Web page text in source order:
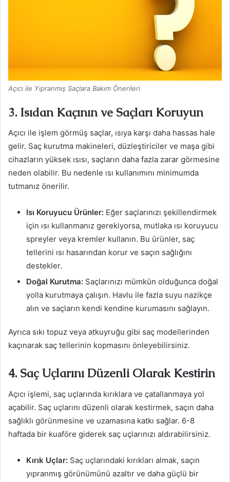
Açıcı ile Yıpranmış Saçlara Bakım Önerileri
3. Isıdan Kaçının ve Saçları Koruyun
Açıcı ile işlem görmüş saçlar, ısıya karşı daha hassas hale
gelir. Saç kurutma makineleri, düzleştiriciler ve maşa gibi
cihazların yüksek ısısı, saçların daha fazla zarar görmesine
neden olabilir. Bu nedenle ısı kullanımını minimumda
tutmanız önerilir.
Isı Koruyucu Ürünler: Eğer saçlarınızı şekillendirmek
için ısı kullanmanız gerekiyorsa, mutlaka ısı koruyucu
spreyler veya kremler kullanın. Bu ürünler, saç
tellerini ısı hasarından korur ve saçın sağlığını
destekler.
Doğal Kurutma: Saçlarınızı mümkün olduğunca doğal
yolla kurutmaya çalışın. Havlu ile fazla suyu nazikçe
alın ve saçların kendi kendine kurumasını sağlayın.
Ayrıca sıkı topuz veya atkuyruğu gibi saç modellerinden
kaçınarak saç tellerinin kopmasını önleyebilirsiniz.
4. Saç Uçlarını Düzenli Olarak Kestirin
Açıcı işlemi, saç uçlarında kırıklara ve çatallanmaya yol
açabilir. Saç uçlarını düzenli olarak kestirmek, saçın daha
sağlıklı görünmesine ve uzamasına katkı sağlar. 6-8
haftada bir kuaföre giderek saç uçlarınızı aldırabilirsiniz.
Kırık Uçlar: Saç uçlarındaki kırıkları almak, saçın
yıpranmış görünümünü azaltır ve daha güçlü bir